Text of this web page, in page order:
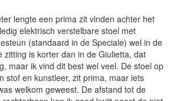
lengte een prima zit vinden achter het
elektrisch verstelbare stoel met
(standaard in de Speciale) wel in de
zitting is korter dan in de Giulietta, dat
maar ik vind dit best wel veel. De stoel op
stof en kunstleer, zit prima, maar iets
welkom geweest. De afstand tot de